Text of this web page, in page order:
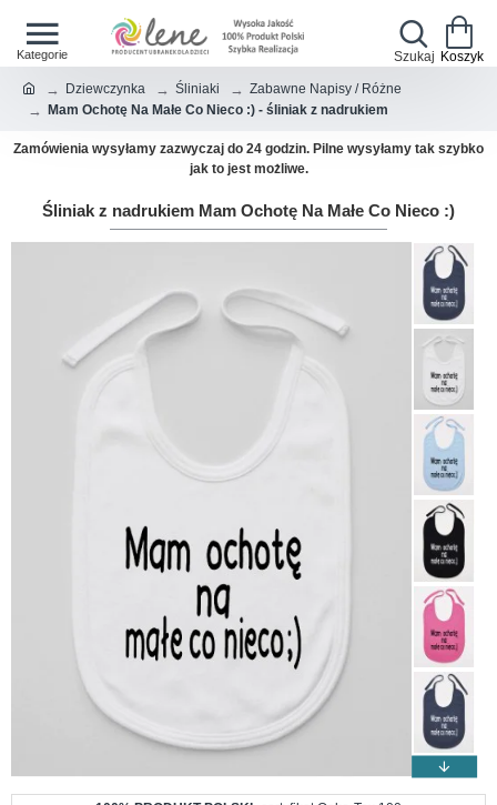
Dziewczynka Śliniaki
Zabawne Napisy / Różne
Mam Ochotę Na Małe Co Nieco :) - śliniak z nadrukiem
Zamówienia wysyłamy zazwyczaj do 24 godzin. Pilne wysyłamy tak szybko
jak to jest możliwe.
Śliniak z nadrukiem Mam Ochotę Na Małe Co Nieco :)